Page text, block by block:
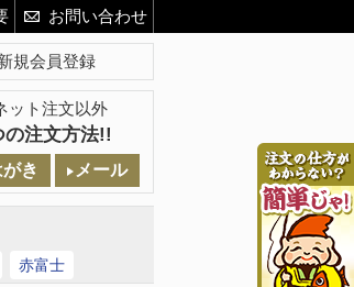
お問い合わせ
規会員登録
ット注文以外
の注文方法!!
がき メール
赤富士